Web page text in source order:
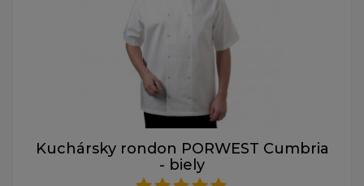
Kuchársky rondon PORWEST Cumbria
- biely